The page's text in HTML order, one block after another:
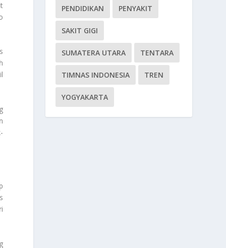
PENDIDIKAN PENYAKIT
SAKIT GIGI
SUMATERA UTARA TENTARA
TIMNAS INDONESIA TREN
YOGYAKARTA